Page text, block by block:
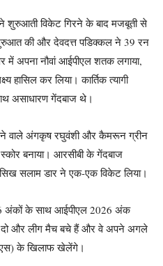
शुरुआती विकेट गिरने के बाद मजबूती से
शुरुआत की और देवदत्त पडिक्कल ने 39 रन
में अपना नौवां आईपीएल शतक लगाया,
हासिल कर लिया। कार्तिक त्यागी
गेंदबाज थे।
वाले अंगकृष रघुवंशी और कैमरून ग्रीन
बनाया। आरसीबी के गेंदबाज
सलाम डार ने एक-एक विकेट लिया।
अंकों के साथ आईपीएल 2026 अंक
दो और लीग मैच बचे हैं और वे अपने अगले
के खिलाफ खेलेंगे।